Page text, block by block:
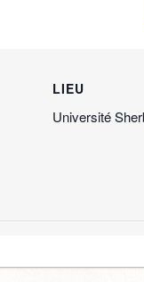
LIEU
Université